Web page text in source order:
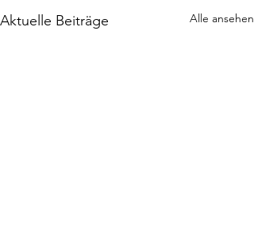
Aktuelle Beiträge Alle ansehen